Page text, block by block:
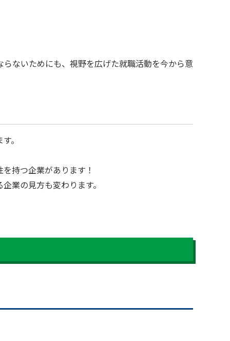
ないためにも、視野を広げた就職活動を今から意
。
持つ企業があります！
業の見方も変わります。